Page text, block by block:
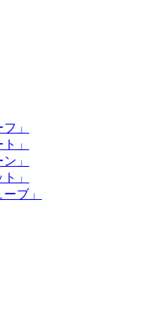
」
」
」
」
ブ」